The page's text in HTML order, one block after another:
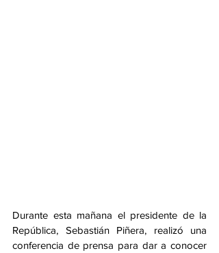
Durante esta mañana el presidente de la
República, Sebastián Piñera, realizó una
conferencia de prensa para dar a conocer